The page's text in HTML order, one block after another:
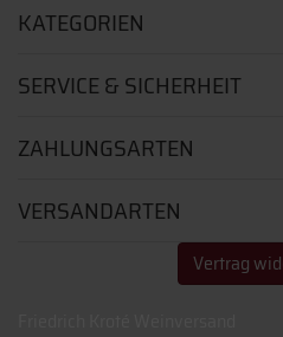
KATEGORIEN
SERVICE & SICHERHEIT
ZAHLUNGSARTEN
VERSANDARTEN
Vertrag